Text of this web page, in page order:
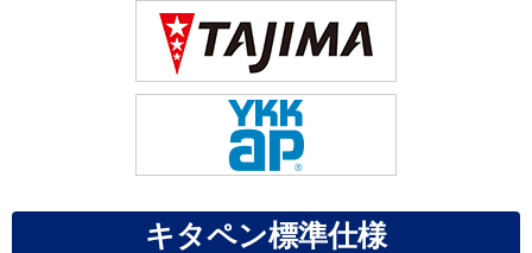
キタペン標準仕様